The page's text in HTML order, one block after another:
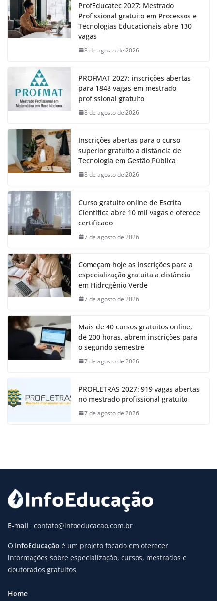
ProfEducatec 2027: Mestrado
Profissional gratuito em Processos e
Tecnologias Educacionais abre 130
vagas
8 de agosto de 2026
PROFMAT 2027: inscrições abertas
para 1848 vagas em mestrado
profissional gratuito
8 de agosto de 2026
Inscrições abertas para o curso
superior gratuito a distância de
Tecnologia em Gestão Pública
8 de agosto de 2026
Curso gratuito online de Escrita
Científica abre 10 mil vagas e oferece
certificado
7 de agosto de 2026
Começam hoje as inscrições para a
especialização gratuita a distância
em Hidrogênio Verde
7 de agosto de 2026
Mais de 40 cursos gratuitos online,
de 200 horas, abrem inscrições para
o segundo semestre
7 de agosto de 2026
PROFLETRAS 2027: 919 vagas abertas
no mestrado profissional gratuito
7 de agosto de 2026
E-mail : contato@infoeducacao.com.br
O InfoEducação é um projeto focado em oferecer
informações sobre especialização, cursos, mestrados e
doutorados gratuitos.
Home